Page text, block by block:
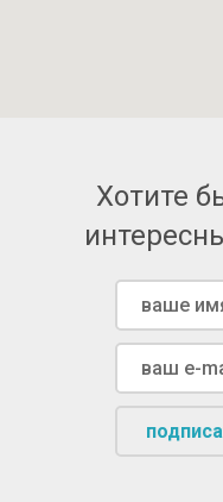
Хотите